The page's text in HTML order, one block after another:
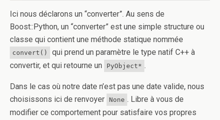
Ici nous déclarons un “converter”. Au sens de
Boost::Python, un “converter” est une simple structure ou
classe qui contient une méthode statique nommée
convert()
qui prend un paramètre le type natif C++ à
convertir, et qui retourne un
PyObject* .
Dans le cas où notre date n’est pas une date valide, nous
choisissons ici de renvoyer
None . Libre à vous de
modifier ce comportement pour satisfaire vos propres